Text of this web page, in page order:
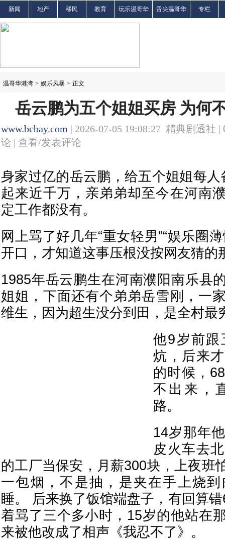
新闻 地产 移民 教育 玩乐温哥华 舌尖温哥华 专栏
温哥华港湾 > 娱乐风暴 > 正文
岳云鹏为五个姐姐买房 为何
www.bcbay.com | 2026-07-05 19:08:27 精典剧透社 |
论 | 查看/发表评论
身家过亿的岳云鹏，给五个姐姐每
起来近千万，亲弟弟却至今在河南
定工作都没有。
网上骂了好几年“重女轻男”“娱乐圈
开口，才知道这事压根没按网友猜的
1985年岳云鹏生在河南濮阳南乐县
姐姐，下面还有个弟弟岳雪刚，一
维生，因为超生没分到田，是全村
他9岁前跟
炕，后来
的时候，
不出来，
路。
14岁那年
皮火车去
的工厂当保安，月薪300块，上夜班
一包烟，不是抽，是夹在手上烧
睡。 后来换了饭馆端盘子，有回算
着骂了三个多小时，15岁的他站在
来被他改成了相声《我忍不了》。